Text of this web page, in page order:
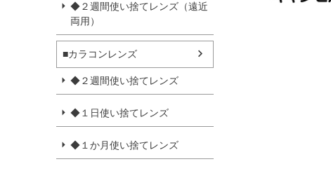
◆２週間使い捨てレンズ（遠近
両用）
■カラコンレンズ
◆２週間使い捨てレンズ
◆１日使い捨てレンズ
◆１か月使い捨てレンズ